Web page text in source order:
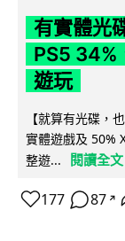
有實體光
PS5 34%
遊玩
【就算有光碟，
實體遊戲及 50%
整遊...
閱讀全文
177 87 ↗